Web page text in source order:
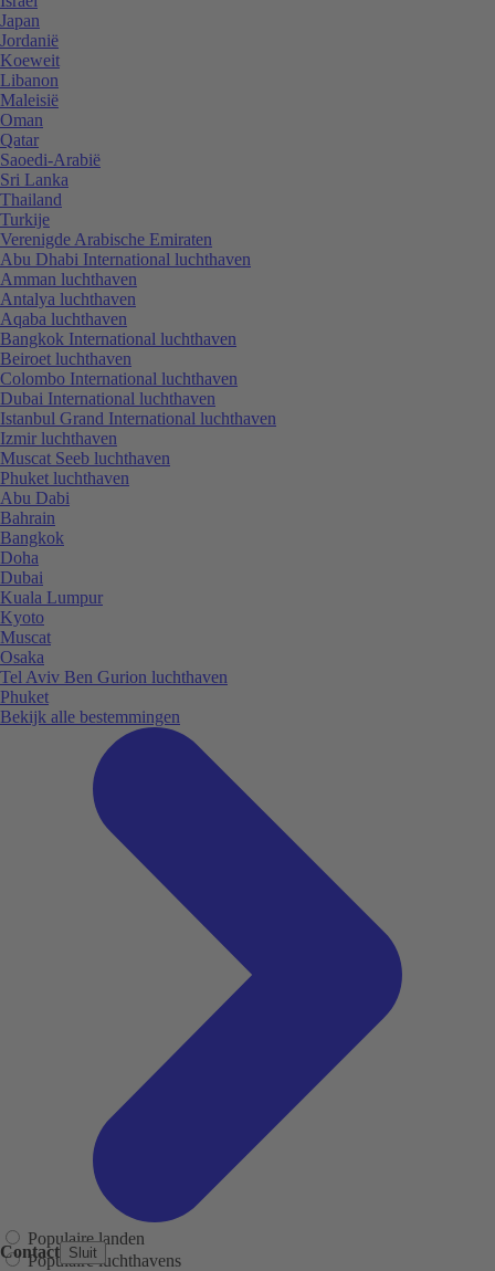
Contact Sluit
Japan
Jordanië
Koeweit
Libanon
Maleisië
Oman
Qatar
Saoedi-Arabië
Sri Lanka
Thailand
Turkije
Verenigde Arabische Emiraten
Abu Dhabi International luchthaven
Amman luchthaven
Antalya luchthaven
Aqaba luchthaven
Bangkok International luchthaven
Beiroet luchthaven
Colombo International luchthaven
Dubai International luchthaven
Istanbul Grand International luchthaven
Izmir luchthaven
Muscat Seeb luchthaven
Phuket luchthaven
Abu Dabi
Bahrain
Bangkok
Doha
Dubai
Kuala Lumpur
Kyoto
Muscat
Osaka
Tel Aviv Ben Gurion luchthaven
Phuket
Bekijk alle bestemmingen
Populaire landen
Populaire luchthavens